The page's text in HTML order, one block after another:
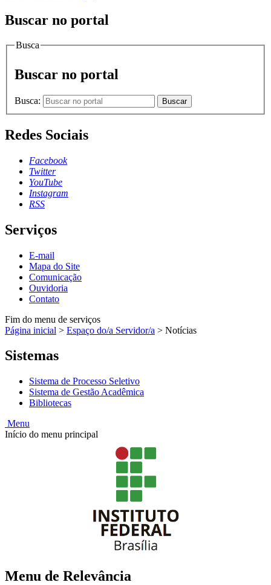
Buscar no portal
Busca
Buscar no portal
Busca: Buscar
Redes Sociais
Facebook
Twitter
YouTube
Instagram
RSS
Serviços
E-mail
Mapa do Site
Comunicação
Ouvidoria
Contato
Fim do menu de serviços
Página inicial > Espaço do/a Servidor/a > Notícias
Sistemas
Sistema de Processo Seletivo
Sistema de Gestão Acadêmica
Bibliotecas
Menu
Início do menu principal
Menu de Relevância